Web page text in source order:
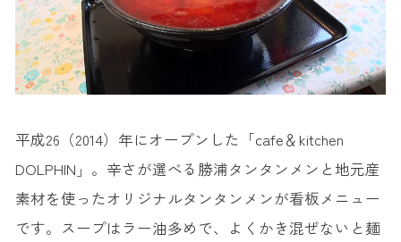
平成26（2014）年にオープンした「cafe＆kitchen
DOLPHIN」。辛さが選べる勝浦タンタンメンと地元産
素材を使ったオリジナルタンタンメンが看板メニュー
です。スープはラー油多めで、よくかき混ぜないと麺